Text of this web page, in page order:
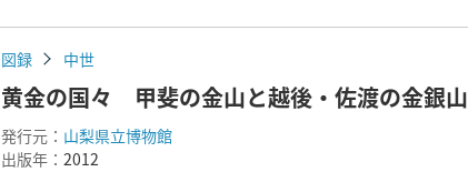
図録 中世
黄金の国々 甲斐の金山と越後・佐渡の金銀山
発行元： 山梨県立博物館
出版年： 2012